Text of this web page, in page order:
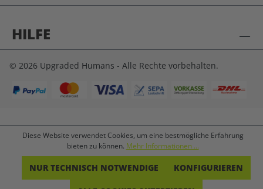
HILFE
© 2026 Upgraded Humans - Alle Rechte vorbehalten.
Diese Website verwendet Cookies, um eine bestmögliche Erfahrung
bieten zu können. Mehr Informationen ...
NUR TECHNISCH NOTWENDIGE KONFIGURIEREN